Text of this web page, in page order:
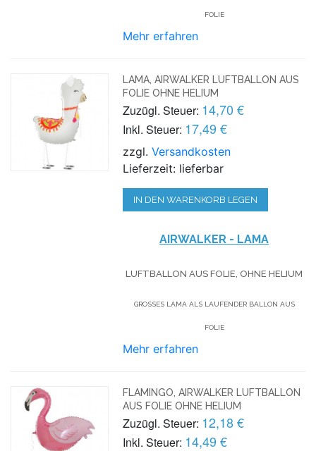
OLIE
Mehr erfahren
LAMA, AIRWALKER LUFTBALLON AUS
FOLIE OHNE HELIUM
Zuzügl. Steuer: 14,70 €
Inkl. Steuer: 17,49 €
zzgl.Versandkosten
Lieferzeit: lieferbar
IN DEN WARENKORB LEGEN
AIRWALKER - LAMA
LUFTBALLON AUS FOLIE, OHNE HELIUM
GROSSES LAMA ALS LAUFENDER BALLON AUS F
OLIE
Mehr erfahren
FLAMINGO, AIRWALKER LUFTBALLON
AUS FOLIE OHNE HELIUM
Zuzügl. Steuer: 12,18 €
Inkl. Steuer: 14,49 €